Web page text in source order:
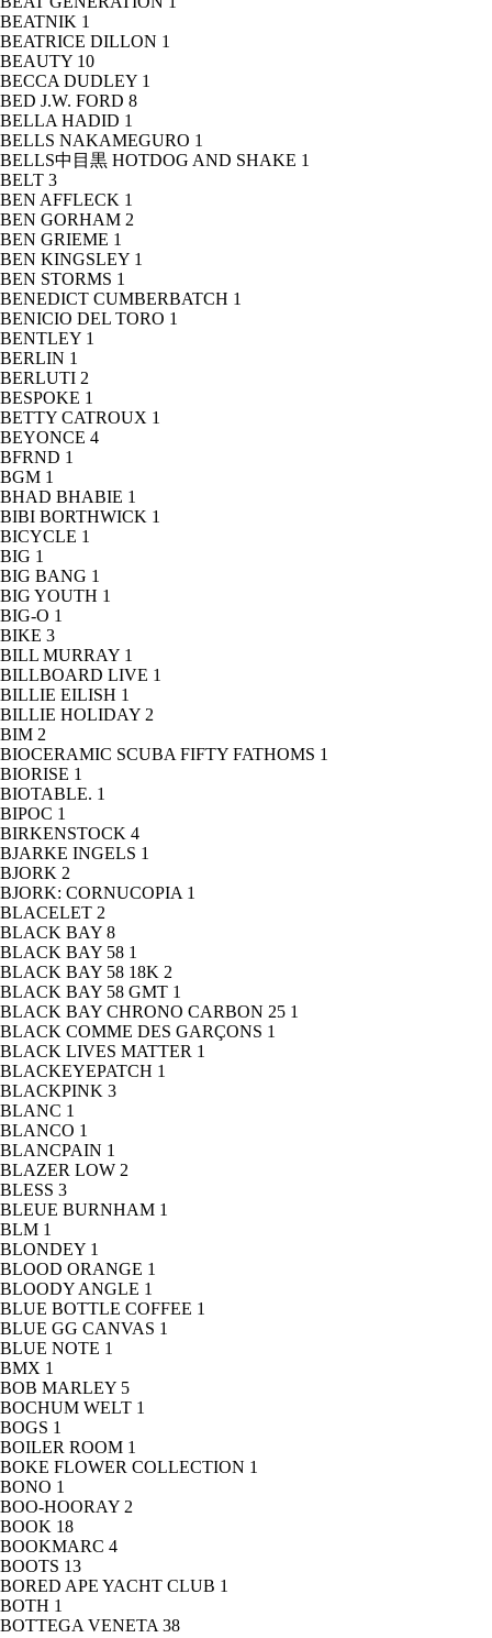
BEATNIK 1
BEATRICE DILLON 1
BEAUTY 10
BECCA DUDLEY 1
BED J.W. FORD 8
BELLA HADID 1
BELLS NAKAMEGURO 1
BELLS中目黒 HOTDOG AND SHAKE 1
BELT 3
BEN AFFLECK 1
BEN GORHAM 2
BEN GRIEME 1
BEN KINGSLEY 1
BEN STORMS 1
BENEDICT CUMBERBATCH 1
BENICIO DEL TORO 1
BENTLEY 1
BERLIN 1
BERLUTI 2
BESPOKE 1
BETTY CATROUX 1
BEYONCE 4
BFRND 1
BGM 1
BHAD BHABIE 1
BIBI BORTHWICK 1
BICYCLE 1
BIG 1
BIG BANG 1
BIG YOUTH 1
BIG-O 1
BIKE 3
BILL MURRAY 1
BILLBOARD LIVE 1
BILLIE EILISH 1
BILLIE HOLIDAY 2
BIM 2
BIOCERAMIC SCUBA FIFTY FATHOMS 1
BIORISE 1
BIOTABLE. 1
BIPOC 1
BIRKENSTOCK 4
BJARKE INGELS 1
BJORK 2
BJORK: CORNUCOPIA 1
BLACELET 2
BLACK BAY 8
BLACK BAY 58 1
BLACK BAY 58 18K 2
BLACK BAY 58 GMT 1
BLACK BAY CHRONO CARBON 25 1
BLACK COMME DES GARÇONS 1
BLACK LIVES MATTER 1
BLACKEYEPATCH 1
BLACKPINK 3
BLANC 1
BLANCO 1
BLANCPAIN 1
BLAZER LOW 2
BLESS 3
BLEUE BURNHAM 1
BLM 1
BLONDEY 1
BLOOD ORANGE 1
BLOODY ANGLE 1
BLUE BOTTLE COFFEE 1
BLUE GG CANVAS 1
BLUE NOTE 1
BMX 1
BOB MARLEY 5
BOCHUM WELT 1
BOGS 1
BOILER ROOM 1
BOKE FLOWER COLLECTION 1
BONO 1
BOO-HOORAY 2
BOOK 18
BOOKMARC 4
BOOTS 13
BORED APE YACHT CLUB 1
BOTH 1
BOTTEGA VENETA 38